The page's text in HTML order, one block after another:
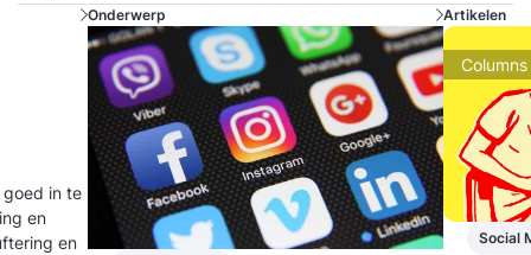
goed in te
en
en
Onderwerp Artikelen
Columns
Social